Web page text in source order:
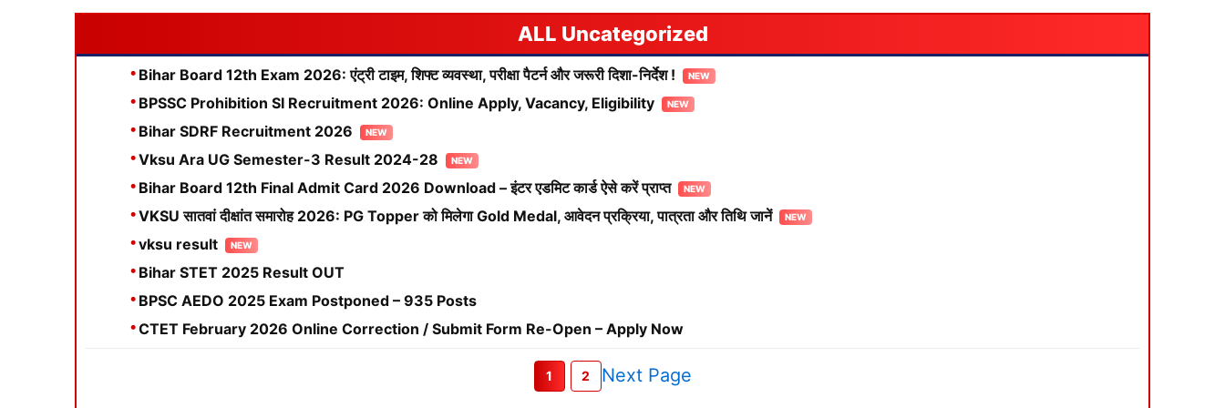
Uncategorized
Bihar Board 12th Exam 2026: एंट्री टाइम, शिफ्ट व्यवस्था, परीक्षा पैटर्न और जरूरी दिशा-निर्देश !
BPSSC Prohibition SI Recruitment 2026: Online Apply, Vacancy, Eligibility
Bihar SDRF Recruitment 2026
Vksu Ara UG Semester-3 Result 2024-28
Bihar Board 12th Final Admit Card 2026 Download – इंटर एडमिट कार्ड ऐसे करें प्राप्त
VKSU सातवां दीक्षांत समारोह 2026: PG Topper को मिलेगा Gold Medal, आवेदन प्रक्रिया, पात्रता और तिथि जानें
vksu result
Bihar STET 2025 Result OUT
BPSC AEDO 2025 Exam Postponed – 935 Posts
CTET February 2026 Online Correction / Submit Form Re-Open – Apply Now
1 2 Next Page